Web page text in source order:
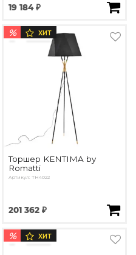
19 184 ₽
% ХИТ
Торшер KENTIMA by
Romatti
Артикул: TH4022
201 362 ₽
% ХИТ